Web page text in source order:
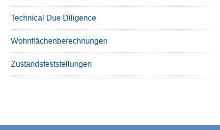
Technical Due Diligence
Wohnflächenberechnungen
Zustandsfeststellungen